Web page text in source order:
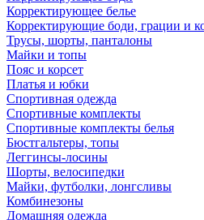
Корректирующее белье
Корректирующие боди, грации и
Трусы, шорты, панталоны
Майки и топы
Пояс и корсет
Платья и юбки
Спортивная одежда
Спортивные комплекты
Спортивные комплекты белья
Бюстгальтеры, топы
Леггинсы-лосины
Шорты, велосипедки
Майки, футболки, лонгсливы
Комбинезоны
Домашняя одежда